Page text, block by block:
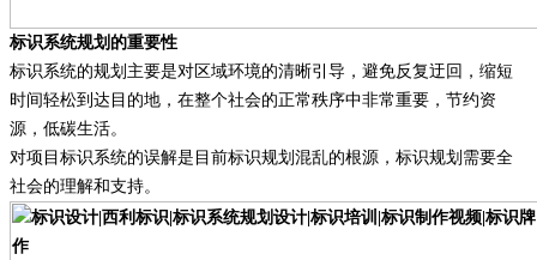
标识系统规划的重要性
标识系统的规划主要是对区域环境的清晰引导，避免反复迂回，缩短
时间轻松到达目的地，在整个社会的正常秩序中非常重要，节约资
源，低碳生活。
对项目标识系统的误解是目前标识规划混乱的根源，标识规划需要全
社会的理解和支持。